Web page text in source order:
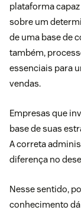
plataforma
sobre um
de uma base de
também,
essenciais para
vendas.
Empresas que
base de suas
A correta
diferença no
Nesse sentido,
conhecimento